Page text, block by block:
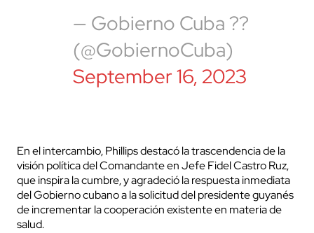
— Gobierno Cuba ??
(@GobiernoCuba)
September 16, 2023
En el intercambio, Phillipsdestacó la trascendencia de la
visión política del Comandante en Jefe Fidel Castro Ruz,
que inspira la cumbre, y agradeció la respuesta inmediata
del Gobierno cubano a la solicitud del presidente guyanés
de incrementar la cooperación existente en materia de
salud.